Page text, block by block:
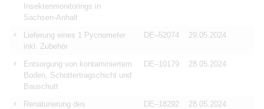
Insektenmonitorings in
Sachsen-Anhalt
Lieferung eines 1 Pycnometer
inkl. Zubehör
DE–52074 29.05.2024
Entsorgung von kontaminiertem
Boden, Schottertragschicht und
Bauschutt
DE–10179 28.05.2024
Renaturierung des
DE–18292 28.05.2024